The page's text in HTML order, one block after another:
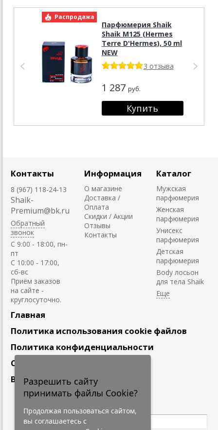
Распродажа
Парфюмерия Shaik
Shaik M125 (Hermes
Terre D'Hermes), 50 ml
NEW
3 отзыва
1 287 руб.
Контакты
8 (967) 118-24-13
Shaik-
Premium@bk.ru
Обратный
звонок
C 9:00 - 18:00, пн-
пт
С 10:00 - 17:00,
сб-вс
Приём заказов
на сайте -
круглосуточно.
Информация
О магазине
Доставка /
Оплата
Скидки / Акции
Отзывы
Контакты
Каталог
Мужская
парфюмерия
Женская
парфюмерия
Унисекс
парфюмерия
Детская
парфюмерия
Body лосьон
для тела Shaik
Главная
Политика использования cookie файлов
Политика конфиденциальности
Сотрудничество
Вакансии
Подпишитесь
Разрешить сайту
принимать файлы Cookie?
Продолжая пользоваться сайтом,
вы соглашаетесь с